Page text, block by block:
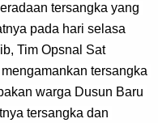
tersangka yang
pada hari selasa
Tim Opsnal Sat
tersangka
warga Dusun Baru
tersangka dan